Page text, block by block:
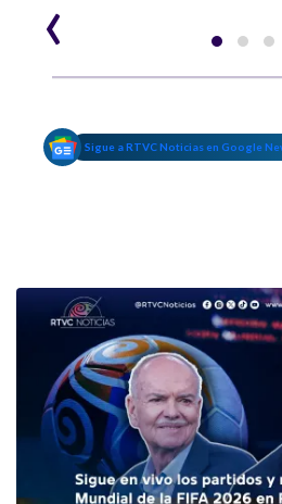
‹
Sigue a RTVC Noticias en Google